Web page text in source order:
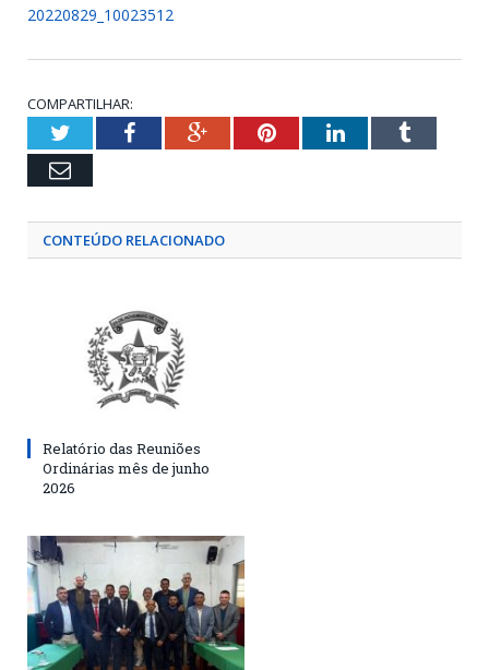
20220829_10023512
COMPARTILHAR:
TwitterFacebookGoogle+PinterestLinkedInTumblr
Email
CONTEÚDO RELACIONADO
Relatório das Reuniões
Ordinárias mês de junho
2026